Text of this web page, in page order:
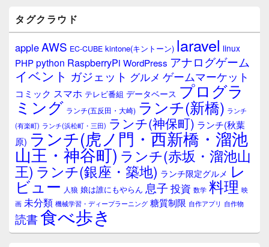
ウ
ィ
ジ
ェ
ア
タグクラウド
appleAWS EC-CUBE kintone(キントーン) laravel linux
PHPpython RaspberryPi WordPress アナログゲーム
イベント ガジェット グルメ ゲームマーケット
コミック スマホ テレビ番組 データベース プログラ
ミング ランチ(五反田・大崎) ランチ(新橋) ランチ
(有楽町) ランチ(浜松町・三田) ランチ(神保町) ランチ(秋葉
原) ランチ(虎ノ門・西新橋・溜池
山王・神谷町) ランチ(赤坂・溜池山
王) ランチ(銀座・築地) ランチ限定グルメ レ
ビュー 人狼 娘は誰にもやらん 息子 投資 数学 料理 映
画 未分類 機械学習・ディープラーニング 糖質制限 自作アプリ 自作物
読書食べ歩き